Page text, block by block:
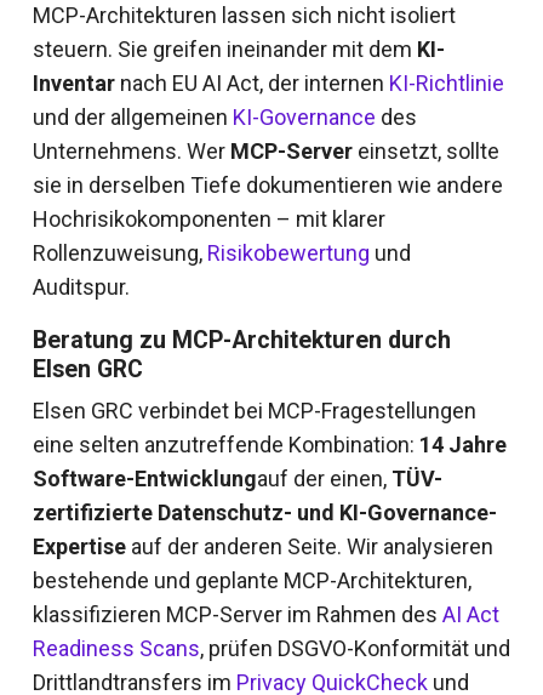
MCP-Architekturen lassen sich nicht isoliert
steuern. Sie greifen ineinander mit dem KI-
Inventarnach EU AI Act, der internen KI-Richtlinie
und der allgemeinen KI-Governance des
Unternehmens. Wer MCP-Servereinsetzt, sollte
sie in derselben Tiefe dokumentieren wie andere
Hochrisikokomponenten – mit klarer
Rollenzuweisung, Risikobewertung und
Auditspur.
Beratung zu MCP-Architekturen durch
Elsen GRC
Elsen GRC verbindet bei MCP-Fragestellungen
eine selten anzutreffende Kombination: 14 Jahre
Software-Entwicklungauf der einen, TÜV-
zertifizierte Datenschutz- und KI-Governance-
Expertiseauf der anderen Seite. Wir analysieren
bestehende und geplante MCP-Architekturen,
klassifizieren MCP-Server im Rahmen des AI Act
Readiness Scans, prüfen DSGVO-Konformität und
Drittlandtransfers im Privacy QuickCheckund